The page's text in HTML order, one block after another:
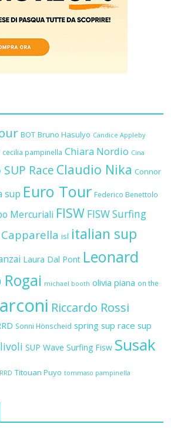
BOT Bruno Hasulyo Candice Appleby
cecilia pampinella Chiara Nordio Cina
Race Claudio Nika Connor
sup Euro Tour Federico Benettolo
Mercuriali FISW FISW Surfing
isl italian sup
Laura Dal Pont Leonard
michael booth olivia piana on the
Riccardo Rossi
Sonni Hönscheid spring sup race sup
SUP Wave Surfing Fisw Susak
Titouan Puyo tommaso pampinella